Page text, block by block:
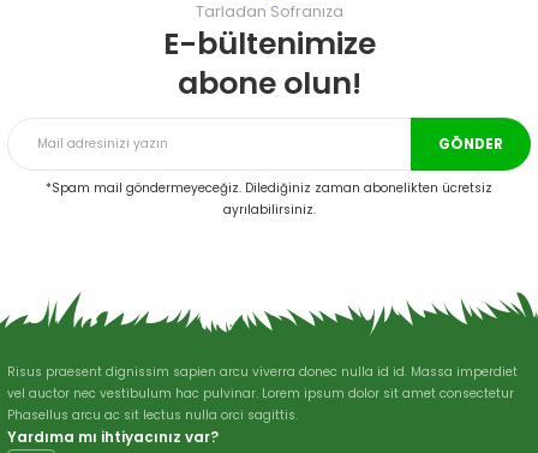
Ürün resmi kalitesiz, bozuk veya görüntülenemiyor.
Ürün bilgilerinde hatalar bulunuyor.
Bu ürüne benzer farklı alternatifler olmalı.
Gönder
Tarladan Sofranıza
E-bültenimize
abone olun!
GÖNDER
*Spam mail göndermeyeceğiz. Dilediğiniz zaman abonelikten ücretsiz
ayrılabilirsiniz.
Risus praesent dignissim sapien arcu viverra donec nulla id id. Massa imperdiet
vel auctor nec vestibulum hac pulvinar. Lorem ipsum dolor sit amet consectetur
Phasellus arcu ac sit lectus nulla orci sagittis.
Yardıma mı ihtiyacınız var?